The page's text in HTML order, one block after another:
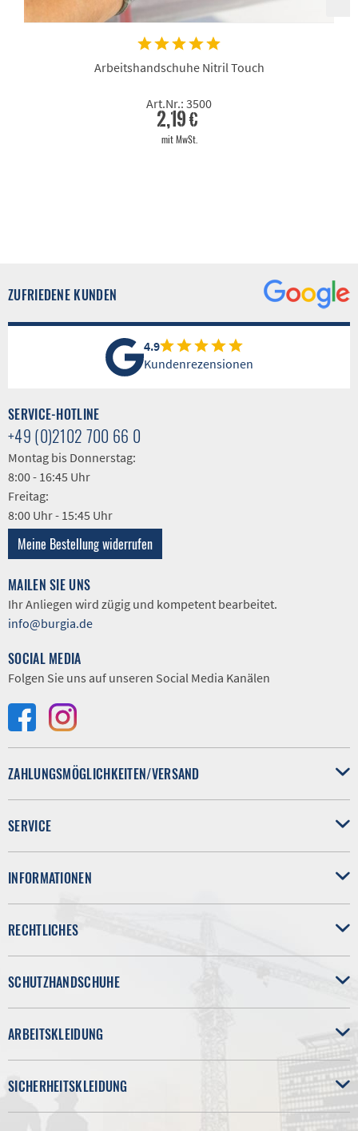
Arbeitshandschuhe Nitril Touch
Art.Nr.: 3500
2,19 €
mit MwSt.
ZUFRIEDENE KUNDEN
4.9
Kundenrezensionen
SERVICE-HOTLINE
+49 (0)2102 700 66 0
Montag bis Donnerstag:
8:00 - 16:45 Uhr
Freitag:
8:00 Uhr - 15:45 Uhr
Meine Bestellung widerrufen
MAILEN SIE UNS
Ihr Anliegen wird zügig und kompetent bearbeitet.
info@burgia.de
SOCIAL MEDIA
Folgen Sie uns auf unseren Social Media Kanälen
ZAHLUNGSMÖGLICHKEITEN/VERSAND
SERVICE
INFORMATIONEN
RECHTLICHES
SCHUTZHANDSCHUHE
ARBEITSKLEIDUNG
SICHERHEITSKLEIDUNG